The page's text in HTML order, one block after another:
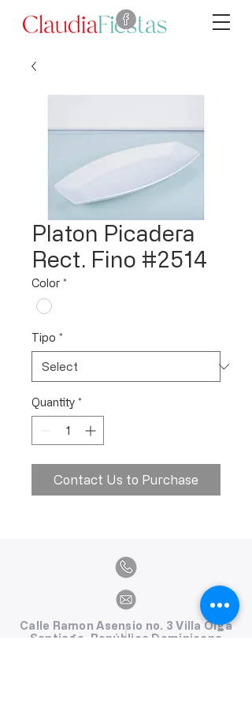
Platon Picadera
Rect. Fino #2514
Color *
Tipo *
Quantity *
Contact Us to Purchase
Calle Ramon Asensio no. 3 Villa Olga
Santiago, República Dominicana